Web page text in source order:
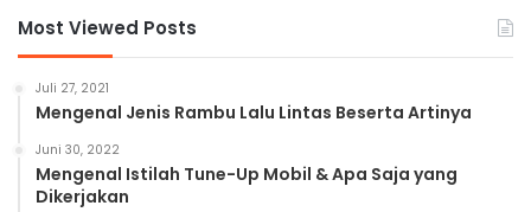
Most Viewed Posts
Juli 27, 2021
Mengenal Jenis Rambu Lalu Lintas Beserta Artinya
Juni 30, 2022
Mengenal Istilah Tune-Up Mobil & Apa Saja yang
Dikerjakan